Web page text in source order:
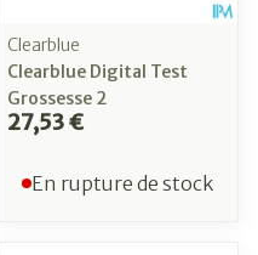
Clearblue
Clearblue Digital Test
Grossesse 2
27,53 €
En rupture de stock